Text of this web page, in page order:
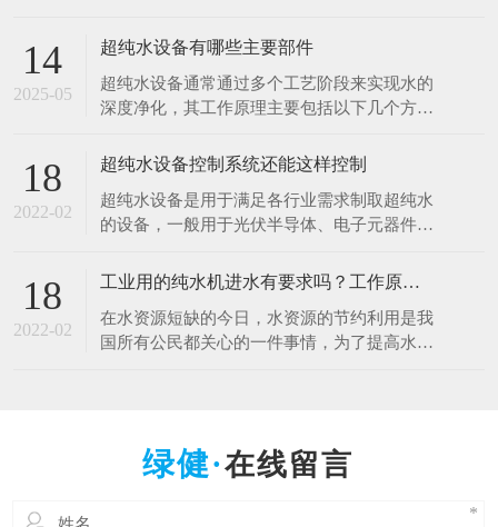
于清洗硅片、光刻、蚀刻等工艺。例如，芯片
制造中，需要使用超纯水将硅片表面的杂质清
洗干净，以确保芯片的性能和良品率。哪怕是
极其微量的杂质，都可能导致芯片电路短路或
14
2025-05
超纯水设备有哪些主要部件
超纯水设备通常通过多个工艺阶段来实现水的
深度净化，其工作原理主要包括以下几个方
等设备，通过不同粒径的石英砂、无烟煤等介
质、悬浮物等，降低水的浊度，保护后续设备
免受颗粒物质的磨损和堵塞。 2.活性炭吸附：
18
2022-02
超纯水设备控制系统还能这样控制
超纯水设备是用于满足各行业需求制取超纯水
的设备，一般用于光伏半导体、电子元器件、
制系统是十分的重要，控制着整一套超纯水设
纯水设备控制系统采用全自动PLC人机界面控
制对水处理系统进行自动监测控制，可进行自
18
2022-02
工业用的纯水机进水有要求吗？工作原理什么？
在水资源短缺的今日，水资源的节约利用是我
国所有公民都关心的一件事情，为了提高水资
备根据进水的原水质以及出水的水质要求不一
在线留言